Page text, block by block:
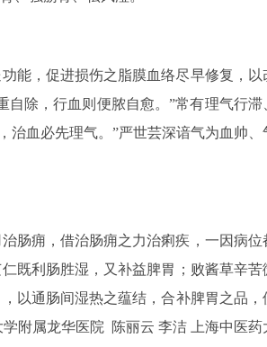
能，促进损伤之脂膜血络尽早修复，以
除，行血则便脓自愈。”常有理气行滞
治血必先理气。”严世芸深谙气为血帅、
肠痈，借治肠痈之力治痢疾，一因病位
既利肠胜湿，又补益脾胃；败酱草辛苦
以通肠间湿热之蕴结，合补脾胃之品，
附属龙华医院 陈丽云 李洁 上海中医药